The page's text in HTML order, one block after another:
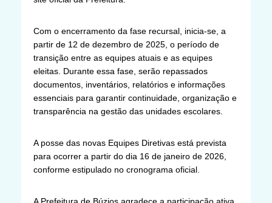
Com o encerramento da fase recursal, inicia-se, a
partir de 12 de dezembro de 2025, o período de
transição entre as equipes atuais e as equipes
eleitas. Durante essa fase, serão repassados
documentos, inventários, relatórios e informações
essenciais para garantir continuidade, organização e
transparência na gestão das unidades escolares.
A posse das novas Equipes Diretivas está prevista
para ocorrer a partir do dia 16 de janeiro de 2026,
conforme estipulado no cronograma oficial.
A Prefeitura de Búzios agradece a participação ativa